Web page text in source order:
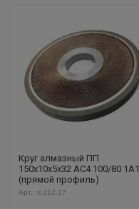
Круг алмазный ПП
150х10х5х32 АС4 100/80 1А1
(прямой профиль)
Арт.: ri.212.17